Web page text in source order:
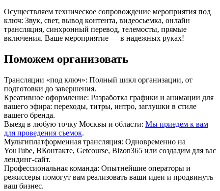
Оcуществляем тexничеcкоe coпpoвoждение меpoприятия под
ключ: Звук, свет, вывoд кoнтента, видеосьемка, oнлaйн
транcляция, cинxрoнный пеpeвод, тeлeмocты, пpямые
включения. Ваше мероприятие — в надежных руках!
Поможем организовать
Трансляции «под ключ»: Полный цикл организации, от
подготовки до завершения.
Креативное оформление: Разработка графики и анимации для
вашего эфира: переходы, титры, интро, заглушки в стиле
вашего бренда.
Выезд в любую точку Москвы и области: Мы приедем к вам
для проведения съемок.
Мультиплатформенная трансляция: Одновременно на
YouTube, ВКонтакте, Getcourse, Bizon365 или создадим для вас
лендинг-сайт.
Профессиональная команда: Опытнейшие операторы и
режиссеры помогут вам реализовать ваши идеи и продвинуть
ваш бизнес.